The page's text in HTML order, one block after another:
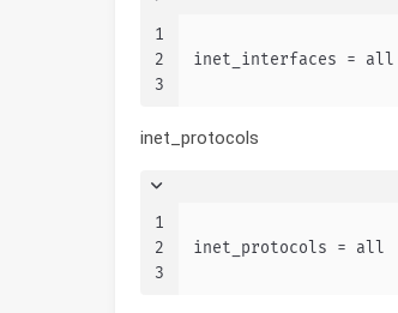
1
2
3
inet_interfaces = all
inet_protocols
1
2
3
inet_protocols = all